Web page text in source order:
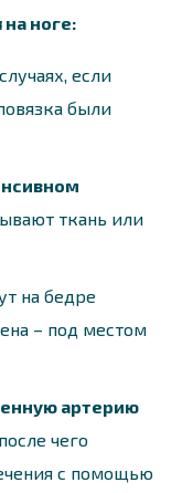
ноге:
если
были
ткань или
на бедре
– под местом
артерию
чего
с помощью